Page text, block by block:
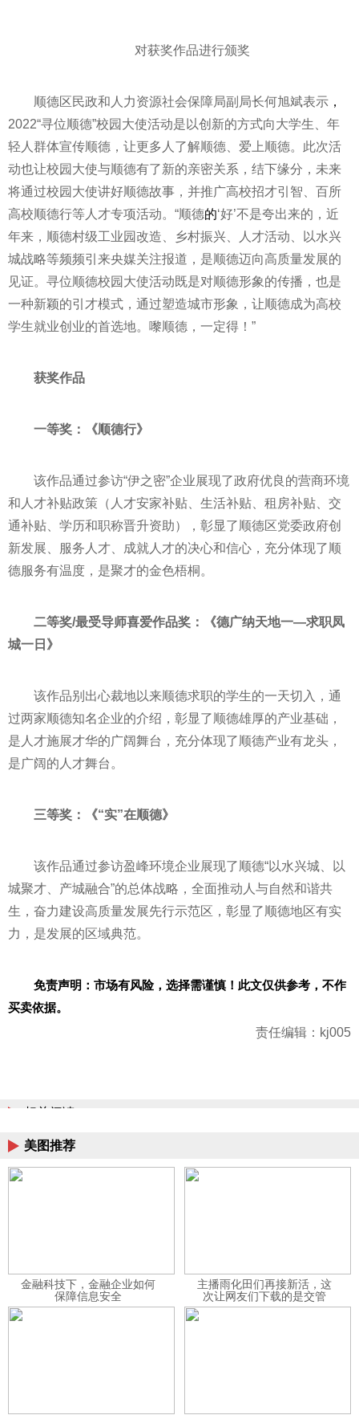
对获奖作品进行颁奖
顺德区民政和人力资源社会保障局副局长何旭斌表示 ，
2022“寻位顺德”校园大使活动是以创新的方式向大学生、年
轻人群体宣传顺德，让更多人了解顺德、爱上顺德。此次活
动也让校园大使与顺德有了新的亲密关系，结下缘分，未来
将通过校园大使讲好顺德故事，并推广高校招才引智、百所
高校顺德行等人才专项活动。“顺德的‘好’不是夸出来的， 近
年来，顺德村级工业园改造、乡村振兴、人才活动、以水兴
城战略等频频引来央媒关注报道，是顺德迈向高质量发展的
见证。寻位顺德校园大使活动既是对顺德形象的传播，也是
一种新颖的引才模式，通过塑造城市形象，让顺德成为高校
学生就业创业的首选地。嚟顺德，一定得！”
获奖作品
一等奖：《顺德行》
该作品通过参访“伊之密”企业展现了政府优良的营商环境
和人才补贴政策（人才安家补贴、生活补贴、租房补贴、交
通补贴、学历和职称晋升资助），彰显了顺德区党委政府创
新发展、服务人才、成就人才的决心和信心，充分体现了顺
德服务有温度，是聚才的金色梧桐。
二等奖/最受导师喜爱作品奖：《德广纳天地一—求职凤
城一日》
该作品别出心裁地以来顺德求职的学生的一天切入，通
过两家顺德知名企业的介绍，彰显了顺德雄厚的产业基础，
是人才施展才华的广阔舞台，充分体现了顺德产业有龙头，
是广阔的人才舞台。
三等奖：《“实”在顺德》
该作品通过参访盈峰环境企业展现了顺德“以水兴城、以
城聚才、产城融合”的总体战略，全面推动人与自然和谐共
生，奋力建设高质量发展先行示范区，彰显了顺德地区有实
力，是发展的区域典范。
免责声明：市场有风险，选择需谨慎！此文仅供参考，不作
买卖依据。
责任编辑：kj005
相关阅读
美图推荐
金融科技下，金融企业如何
保障信息安全
主播雨化田们再接新活，这
次让网友们下载的是交管
12123APP